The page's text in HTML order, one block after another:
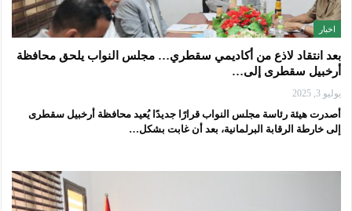
اخبار
بعد انتقاد لاذع من أكاديمي سقطري… مجلس النواب يلحق محافظة
أرخبيل سقطرى إلى…
يوليو 3, 2025
أصدرت هيئة رئاسة مجلس النواب قرارًا جديدًا يُعيد محافظة أرخبيل سقطرى
إلى خارطة الرقابة البرلمانية، بعد أن غابت بشكل…